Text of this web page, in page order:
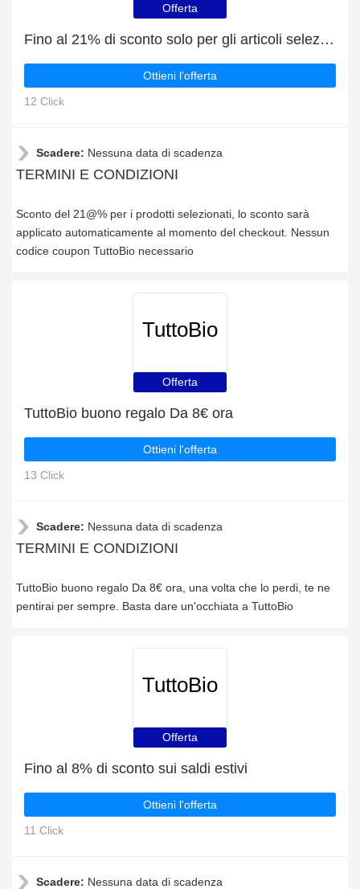
Offerta
Fino al 21% di sconto solo per gli articoli selezionati
Ottieni l'offerta
12 Click
Scadere: Nessuna data di scadenza
TERMINI E CONDIZIONI
Sconto del 21@% per i prodotti selezionati, lo sconto sarà
applicato automaticamente al momento del checkout. Nessun
codice coupon TuttoBio necessario
TuttoBio
Offerta
TuttoBio buono regalo Da 8€ ora
Ottieni l'offerta
13 Click
Scadere: Nessuna data di scadenza
TERMINI E CONDIZIONI
TuttoBio buono regalo Da 8€ ora, una volta che lo perdi, te ne
pentirai per sempre. Basta dare un'occhiata a TuttoBio
TuttoBio
Offerta
Fino al 8% di sconto sui saldi estivi
Ottieni l'offerta
11 Click
Scadere: Nessuna data di scadenza